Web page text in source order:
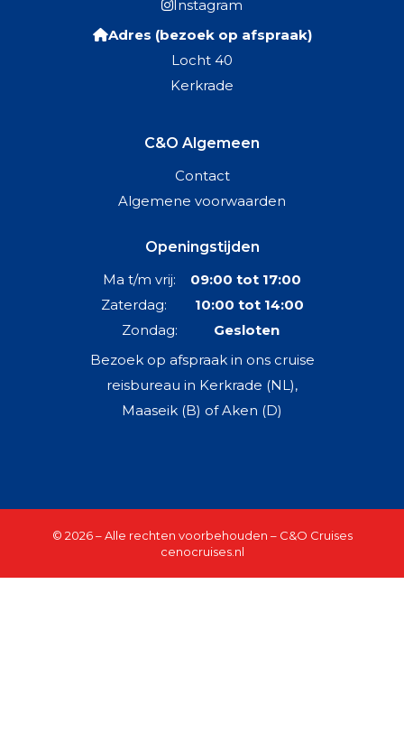
Instagram
Adres (bezoek op afspraak)
Locht 40
Kerkrade
C&O Algemeen
Contact
Algemene voorwaarden
Openingstijden
Ma t/m vrij: 09:00 tot 17:00
Zaterdag: 10:00 tot 14:00
Zondag: Gesloten
Bezoek op afspraak in ons cruise
reisbureau in Kerkrade (NL),
Maaseik (B) of Aken (D)
© 2026 – Alle rechten voorbehouden – C&O Cruises
cenocruises.nl